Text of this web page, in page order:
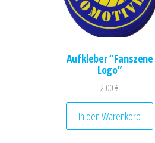
Aufkleber “Fanszene
Logo”
2,00€
In den Warenkorb